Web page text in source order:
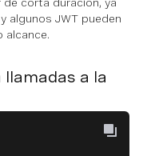
algunos JWT pueden
alcance.
a la